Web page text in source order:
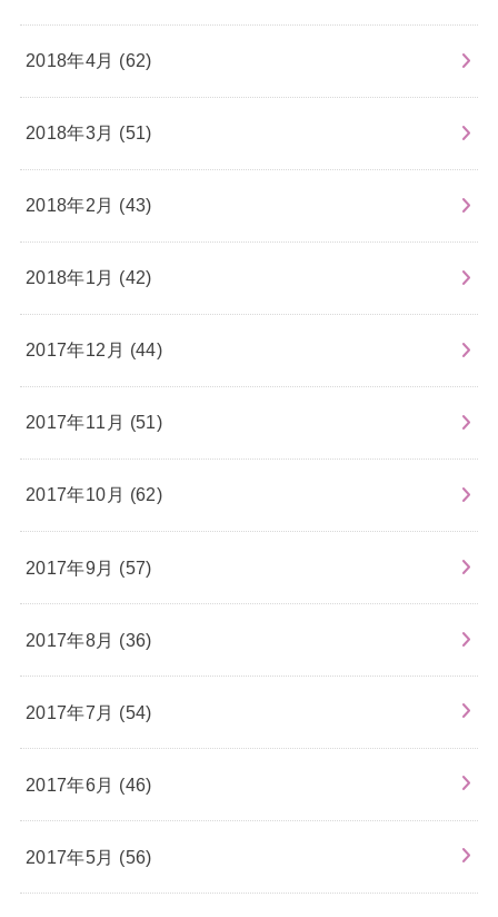
2018年4月 (62)
2018年3月 (51)
2018年2月 (43)
2018年1月 (42)
2017年12月 (44)
2017年11月 (51)
2017年10月 (62)
2017年9月 (57)
2017年8月 (36)
2017年7月 (54)
2017年6月 (46)
2017年5月 (56)